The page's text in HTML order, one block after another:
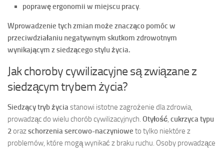
poprawę ergonomii w miejscu pracy.
Wprowadzenie tych zmian może znacząco pomóc w
przeciwdziałaniu negatywnym skutkom zdrowotnym
wynikającym z siedzącego stylu życia.
Jak choroby cywilizacyjne są związane z
siedzącym trybem życia?
Siedzący tryb życiastanowi istotne zagrożenie dla zdrowia,
prowadząc do wielu chorób cywilizacyjnych. Otyłość, cukrzyca typu
2orazschorzenia sercowo-naczyniowe to tylko niektóre z
problemów, które mogą wynikać z braku ruchu. Osoby prowadzące